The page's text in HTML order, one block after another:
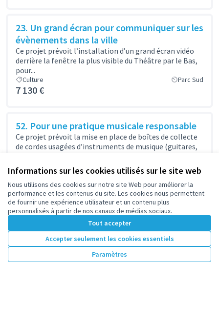
Informations sur les cookies utilisés sur le site web
Nous utilisons des cookies sur notre site Web pour améliorer la
performance et les contenus du site. Les cookies nous permettent
de fournir une expérience utilisateur et un contenu plus
personnalisés à partir de nos canaux de médias sociaux.
Tout accepter
Accepter seulement les cookies essentiels
Paramètres
23. Un grand écran pour communiquer sur les
évènements dans la ville
Ce projet prévoit l’installation d’un grand écran vidéo
derrière la fenêtre la plus visible du Théâtre par le Bas,
pour...
Culture Parc Sud
7 130 €
52. Pour une pratique musicale responsable
Ce projet prévoit la mise en place de boîtes de collecte
de cordes usagées d’instruments de musique (guitares,
Culture Toute ville
2 610 €
Résultats par page : 100
1 2